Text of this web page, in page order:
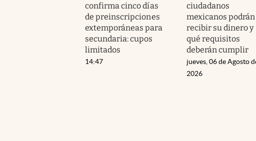
confirma cinco días
de preinscripciones
extemporáneas para
secundaria: cupos
limitados
14:47
ciudadanos
mexicanos podrán
recibir su dinero y
qué requisitos
deberán cumplir
jueves, 06 de Agosto
2026